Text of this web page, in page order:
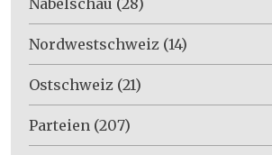
Nordwestschweiz (14)
Ostschweiz (21)
Parteien (207)